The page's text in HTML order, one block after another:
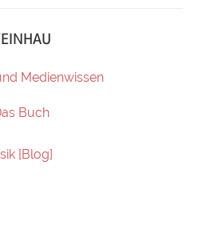
Medienwissen
Buch
[Blog]